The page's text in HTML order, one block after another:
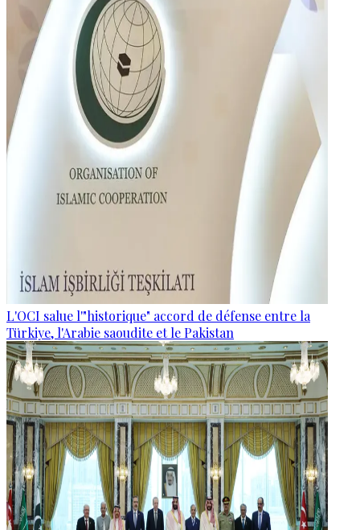
L'OCI salue l'"historique" accord de défense entre la
Türkiye, l'Arabie saoudite et le Pakistan